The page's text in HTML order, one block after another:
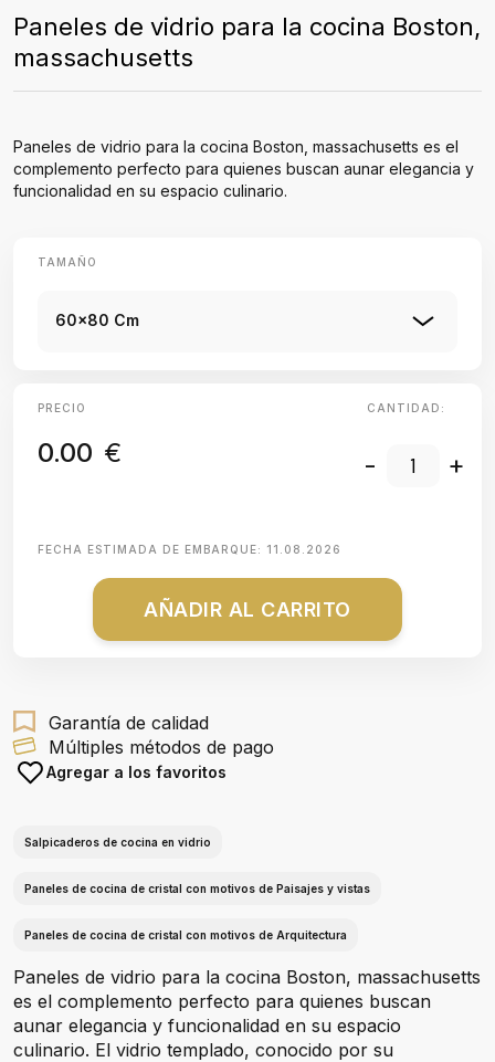
Paneles de vidrio para la cocina Boston,
massachusetts
Paneles de vidrio para la cocina Boston, massachusetts es el
complemento perfecto para quienes buscan aunar elegancia y
funcionalidad en su espacio culinario.
TAMAÑO
60x80 Cm
PRECIO
0.00 €
CANTIDAD:
- +
FECHA ESTIMADA DE EMBARQUE: 11.08.2026
AÑADIR AL CARRITO
Garantía de calidad
Múltiples métodos de pago
Agregar a los favoritos
Salpicaderos de cocina en vidrio
Paneles de cocina de cristal con motivos de Paisajes y vistas
Paneles de cocina de cristal con motivos de Arquitectura
Paneles de vidrio para la cocina Boston, massachusetts
es el complemento perfecto para quienes buscan
aunar elegancia y funcionalidad en su espacio
culinario. El vidrio templado, conocido por su